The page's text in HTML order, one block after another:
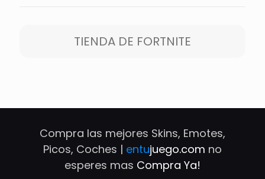
TIENDA DE FORTNITE
Compra las mejores Skins, Emotes,
Picos, Coches | entujuego.com no
esperes mas Compra Ya!